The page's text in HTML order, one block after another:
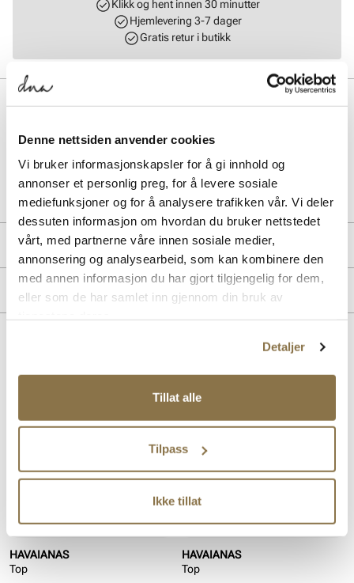
Denne nettsiden anvender cookies
Vi bruker informasjonskapsler for å gi innhold og
annonser et personlig preg, for å levere sosiale
mediefunksjoner og for å analysere trafikken vår. Vi deler
dessuten informasjon om hvordan du bruker nettstedet
vårt, med partnerne våre innen sosiale medier,
annonsering og analysearbeid, som kan kombinere den
med annen informasjon du har gjort tilgjengelig for dem,
eller som de har samlet inn gjennom din bruk av
Detaljer
Tillat alle
Tilpass
Ikke tillat
Klikk og hent innen 30 minutter
Hjemlevering 3-7 dager
Gratis retur i butikk
Størrelsesforklaring: 39=39/40, 41=41/42, 43=43/44, 45=45/46.
HAU4145476
PRODUKTDETALJER
Overdel:Gummi
Såle:Gummi
MERKE
HAVAIANAS
Top
HAVAIANAS
Top